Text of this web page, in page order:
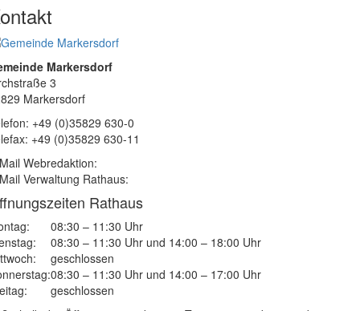
Markersdorf
3
Markersdorf
+49 (0)35829 630-0
+49 (0)35829 630-11
Webredaktion:
Verwaltung Rathaus:
Rathaus
08:30 – 11:30 Uhr
08:30 – 11:30 Uhr und 14:00 – 18:00 Uhr
geschlossen
08:30 – 11:30 Uhr und 14:00 – 17:00 Uhr
geschlossen